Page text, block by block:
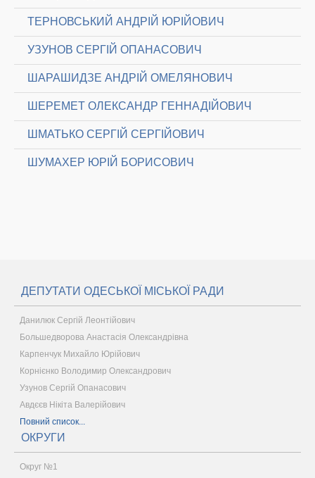
ТЕРНОВСЬКИЙ АНДРІЙ ЮРІЙОВИЧ
УЗУНОВ СЕРГІЙ ОПАНАСОВИЧ
ШАРАШИДЗЕ АНДРІЙ ОМЕЛЯНОВИЧ
ШЕРЕМЕТ ОЛЕКСАНДР ГЕННАДІЙОВИЧ
ШМАТЬКО СЕРГІЙ СЕРГІЙОВИЧ
ШУМАХЕР ЮРІЙ БОРИСОВИЧ
ДЕПУТАТИ ОДЕСЬКОЇ МІСЬКОЇ РАДИ
Данилюк Сергій Леонтійович
Большедворова Анастасія Олександрівна
Карпенчук Михайло Юрійович
Корнієнко Володимир Олександрович
Узунов Сергій Опанасович
Авдєєв Нікіта Валерійович
Повний список...
ОКРУГИ
Округ №1